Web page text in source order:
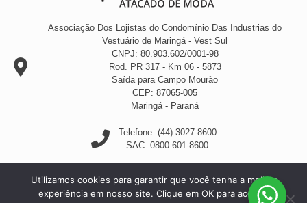
Associação Dos Lojistas do Condomínio Das Industrias do
Vestuário de Maringá - Vest Sul
CNPJ: 80.903.602/0001-98
Rod. PR 317 - Km 06 - 5873
Saída para Campo Mourão
CEP: 87065-005
Maringá - Paraná
Telefone: (44) 3027 8600
SAC: 0800-601-8600
Utilizamos cookies para garantir que você tenha a melhor
experiência em nosso site. Clique em OK para aceitar.